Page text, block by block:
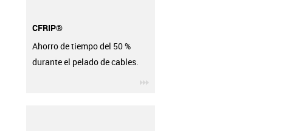
CFRIP®
Ahorro de tiempo del 50 %
durante el pelado de cables.